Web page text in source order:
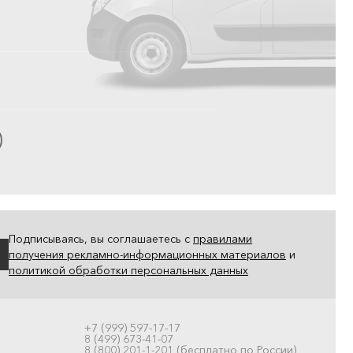
Подписываясь, вы соглашаетесь с правилами
получения рекламно-информационных материалов и
политикой обработки персональных данных
+7 (999) 597-17-17
8 (499) 673-41-07
8 (800) 201-1-201 (бесплатно по России)